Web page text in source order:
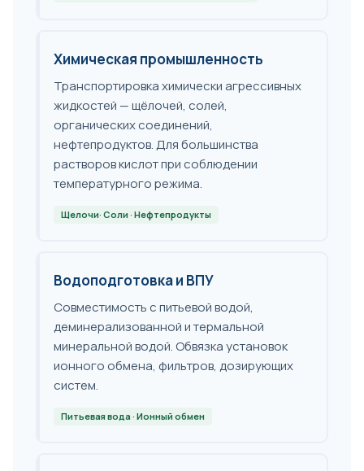
Химическая промышленность
Транспортировка химически агрессивных
жидкостей — щёлочей, солей,
органических соединений,
нефтепродуктов. Для большинства
растворов кислот при соблюдении
температурного режима.
Щелочи· Соли · Нефтепродукты
Водоподготовка и ВПУ
Совместимость с питьевой водой,
деминерализованной и термальной
минеральной водой. Обвязка установок
ионного обмена, фильтров, дозирующих
систем.
Питьевая вода · Ионный обмен